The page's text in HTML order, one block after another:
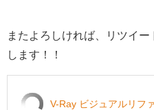
またよろしければ、リツイ
します！！
V-Ray ビジュアルリフ